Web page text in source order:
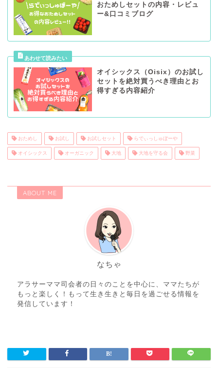
おためしセットの内容・レビュ
ー&口コミブログ
オイシックス（Oisix）のお試し
セットを絶対買うべき理由とお
得すぎる内容紹介
おためし お試し お試しセット らでぃっしゅぼーや
オイシックス オーガニック 大地 大地を守る会 野菜
ABOUT ME
なちゃ
アラサーママ司会者の日々のことを中心に、ママたちが
もっと楽しく！もって生き生きと毎日を過ごせる情報を
発信しています！